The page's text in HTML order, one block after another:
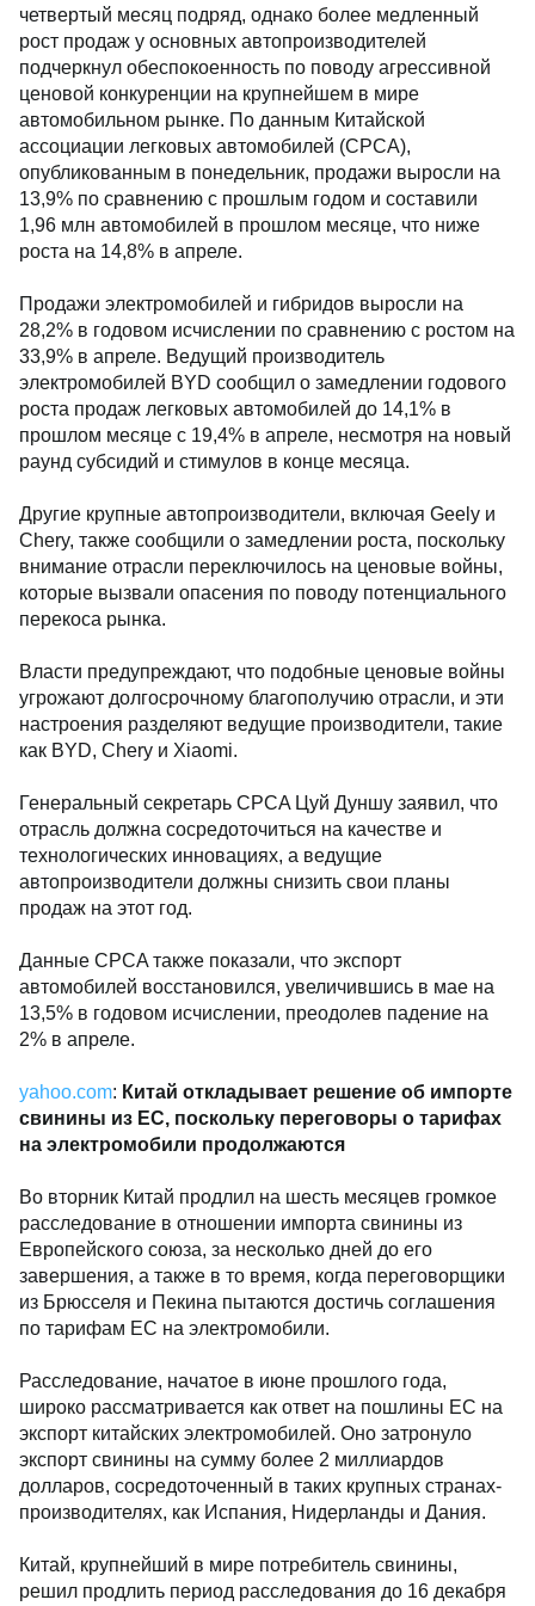
четвертый месяц подряд, однако более медленный
рост продаж у основных автопроизводителей
подчеркнул обеспокоенность по поводу агрессивной
ценовой конкуренции на крупнейшем в мире
автомобильном рынке. По данным Китайской
ассоциации легковых автомобилей (CPCA),
опубликованным в понедельник, продажи выросли на
13,9% по сравнению с прошлым годом и составили
1,96 млн автомобилей в прошлом месяце, что ниже
роста на 14,8% в апреле.
Продажи электромобилей и гибридов выросли на
28,2% в годовом исчислении по сравнению с ростом на
33,9% в апреле. Ведущий производитель
электромобилей BYD сообщил о замедлении годового
роста продаж легковых автомобилей до 14,1% в
прошлом месяце с 19,4% в апреле, несмотря на новый
раунд субсидий и стимулов в конце месяца.
Другие крупные автопроизводители, включая Geely и
Chery, также сообщили о замедлении роста, поскольку
внимание отрасли переключилось на ценовые войны,
которые вызвали опасения по поводу потенциального
перекоса рынка.
Власти предупреждают, что подобные ценовые войны
угрожают долгосрочному благополучию отрасли, и эти
настроения разделяют ведущие производители, такие
как BYD, Chery и Xiaomi.
Генеральный секретарь CPCA Цуй Дуншу заявил, что
отрасль должна сосредоточиться на качестве и
технологических инновациях, а ведущие
автопроизводители должны снизить свои планы
продаж на этот год.
Данные CPCA также показали, что экспорт
автомобилей восстановился, увеличившись в мае на
13,5% в годовом исчислении, преодолев падение на
2% в апреле.
yahoo.com: Китай откладывает решение об импорте
свинины из ЕС, поскольку переговоры о тарифах
на электромобили продолжаются
Во вторник Китай продлил на шесть месяцев громкое
расследование в отношении импорта свинины из
Европейского союза, за несколько дней до его
завершения, а также в то время, когда переговорщики
из Брюсселя и Пекина пытаются достичь соглашения
по тарифам ЕС на электромобили.
Расследование, начатое в июне прошлого года,
широко рассматривается как ответ на пошлины ЕС на
экспорт китайских электромобилей. Оно затронуло
экспорт свинины на сумму более 2 миллиардов
долларов, сосредоточенный в таких крупных странах-
производителях, как Испания, Нидерланды и Дания.
Китай, крупнейший в мире потребитель свинины,
решил продлить период расследования до 16 декабря